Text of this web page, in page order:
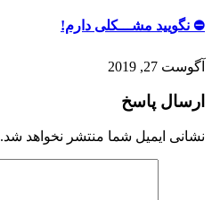
⛔️ نگویید مشـــکلی دارم!
آگوست 27, 2019
ارسال پاسخ
نشانی ایمیل شما منتشر نخواهد شد.